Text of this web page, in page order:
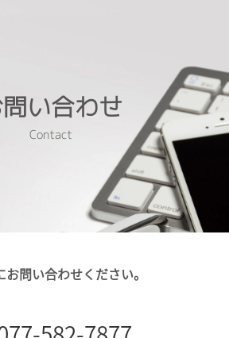
い合わせ
Contact
お問い合わせください。